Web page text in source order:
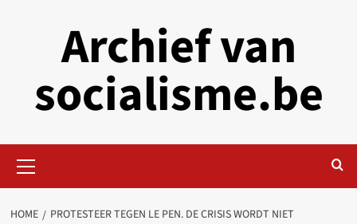
Archief van
socialisme.be
Menu
HOME
PROTESTEER TEGEN LE PEN. DE CRISIS WORDT NIET